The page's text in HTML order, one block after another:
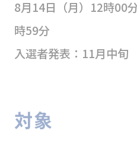
8月14日（月）12時00
時59分
入選者発表：11月中旬
対象